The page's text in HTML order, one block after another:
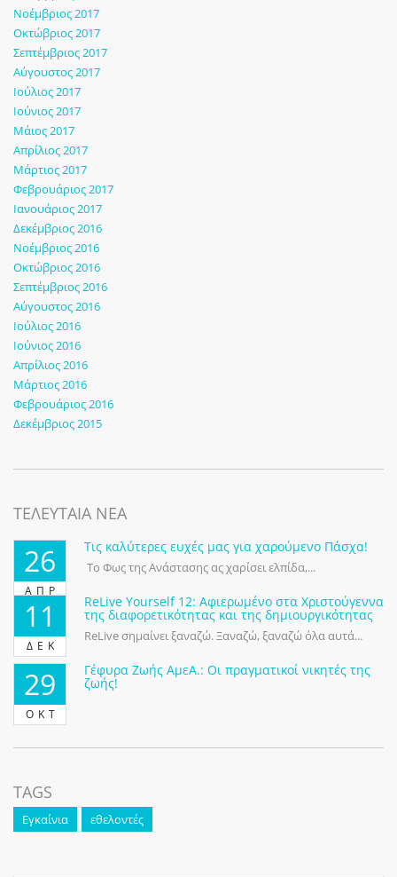
Νοέμβριος 2017
Οκτώβριος 2017
Σεπτέμβριος 2017
Αύγουστος 2017
Ιούλιος 2017
Ιούνιος 2017
Μάιος 2017
Απρίλιος 2017
Μάρτιος 2017
Φεβρουάριος 2017
Ιανουάριος 2017
Δεκέμβριος 2016
Νοέμβριος 2016
Οκτώβριος 2016
Σεπτέμβριος 2016
Αύγουστος 2016
Ιούλιος 2016
Ιούνιος 2016
Απρίλιος 2016
Μάρτιος 2016
Φεβρουάριος 2016
Δεκέμβριος 2015
ΤΕΛΕΥΤΑΙΑ ΝΕΑ
26
ΑΠΡ
Τις καλύτερες ευχές μας για χαρούμενο Πάσχα!
Το Φως της Ανάστασης ας χαρίσει ελπίδα,...
11
ΔΕΚ
ReLive Yourself 12: Αφιερωμένο στα Χριστούγεννα
της διαφορετικότητας και της δημιουργικότητας
ReLive σημαίνει ξαναζώ. Ξαναζώ, ξαναζώ όλα αυτά...
29
ΟΚΤ
Γέφυρα Ζωής ΑμεΑ.: Οι πραγματικοί νικητές της
ζωής!
TAGS
Εγκαίνια εθελοντές